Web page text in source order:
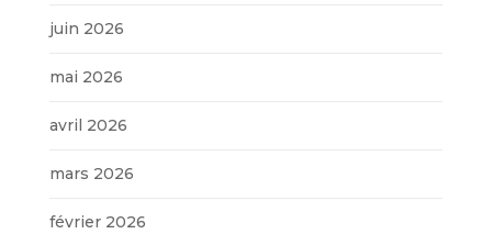
juin 2026
mai 2026
avril 2026
mars 2026
février 2026